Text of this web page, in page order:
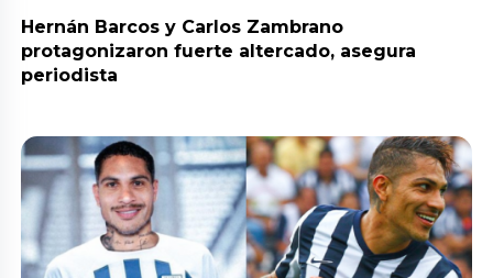
Hernán Barcos y Carlos Zambrano
protagonizaron fuerte altercado, asegura
periodista